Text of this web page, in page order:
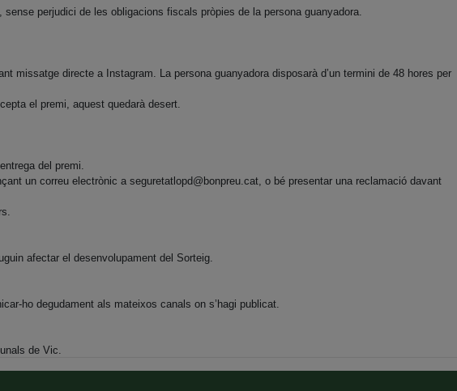
perjudici de les obligacions fiscals pròpies de la persona guanyadora.
missatge directe a Instagram. La persona guanyadora disposarà d’un termini de 48 hores per
el premi, aquest quedarà desert.
del premi.
un correu electrònic a seguretatlopd@bonpreu.cat, o bé presentar una reclamació davant
afectar el desenvolupament del Sorteig.
ho degudament als mateixos canals on s’hagi publicat.
de Vic.